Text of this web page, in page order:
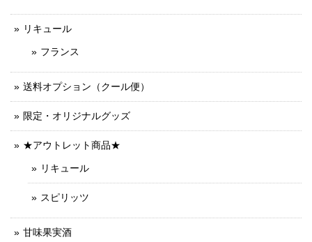
リキュール
フランス
送料オプション（クール便）
限定・オリジナルグッズ
★アウトレット商品★
リキュール
スピリッツ
甘味果実酒